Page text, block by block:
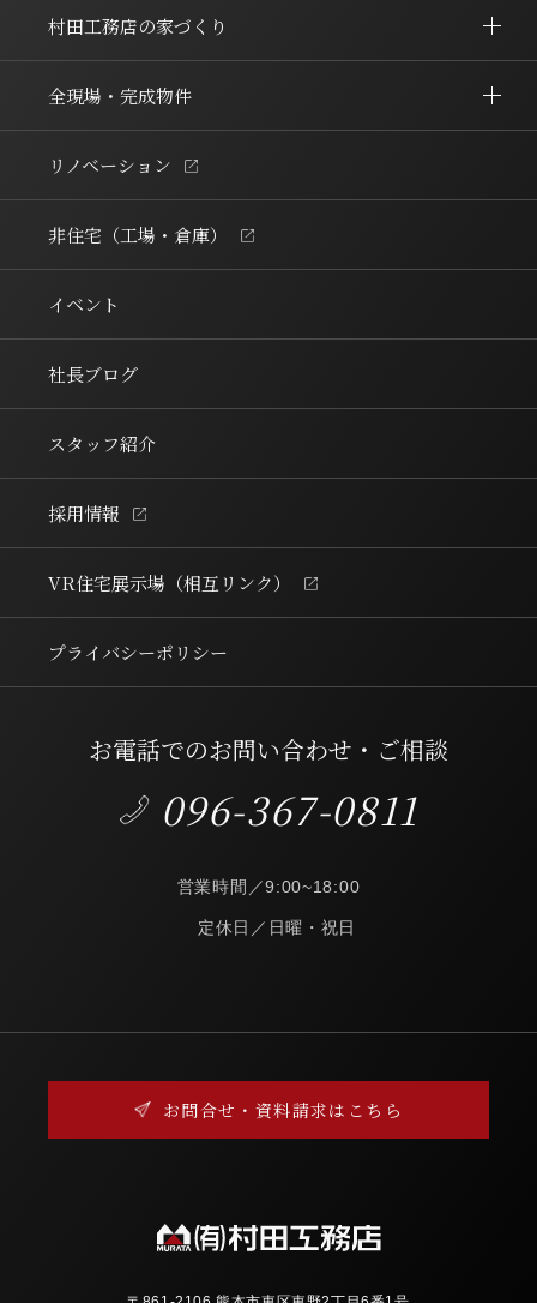
村田工務店の家づくり
全現場・完成物件
リノベーション
非住宅（工場・倉庫）
イベント
社長ブログ
スタッフ紹介
採用情報
VR住宅展示場 （相互リンク）
プライバシーポリシー
お電話でのお問い合わせ・ご相談
096-367-0811
営業時間／9:00~18:00
定休日／日曜・祝日
お問合せ・資料請求はこちら